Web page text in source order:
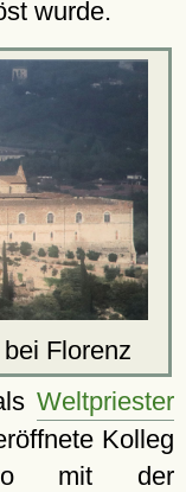
wurde.
Florenz
Weltpriester
Kolleg
mit der